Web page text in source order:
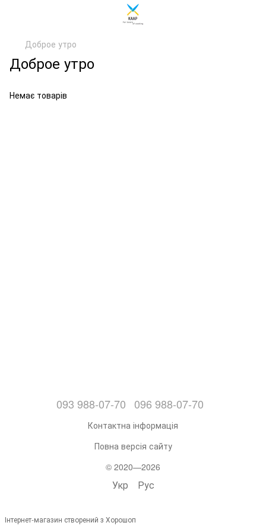
Доброе утро
Доброе утро
Немає товарів
093 988-07-70 096 988-07-70
Контактна інформація
Повна версія сайту
© 2020—2026
Укр Рус
Інтернет-магазин створений з Хорошоп